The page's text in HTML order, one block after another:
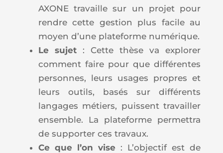
AXONE travaille sur un projet pour
rendre cette gestion plus facile au
moyen d’une plateforme numérique.
Le sujet: Cette thèse va explorer
comment faire pour que différentes
personnes, leurs usages propres et
leurs outils, basés sur différents
langages métiers, puissent travailler
ensemble. La plateforme permettra
de supporter ces travaux.
Ce que l’on vise : L’objectif est de